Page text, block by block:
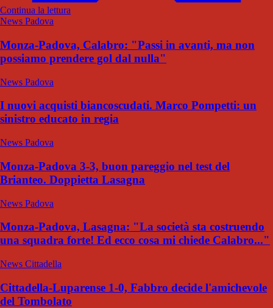
Continua la lettura
News Padova
Monza-Padova, Calabro: "Passi in avanti, ma non
possiamo prendere gol dal nulla"
News Padova
I nuovi acquisti biancoscudati. Marco Pompetti: un
sinistro educato in regia
News Padova
Monza-Padova 3-3, buon pareggio nel test del
Brianteo. Doppietta Lasagna
News Padova
Monza-Padova, Lasagna: "La società sta costruendo
una squadra forte! Ed ecco cosa mi chiede Calabro..."
News Cittadella
Cittadella-Luparense 1-0, Fabbro decide l'amichevole
del Tombolato